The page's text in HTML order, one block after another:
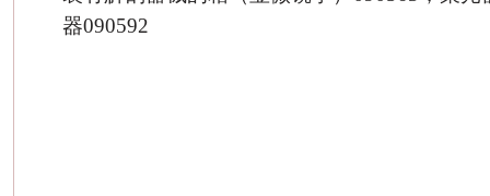
器090592